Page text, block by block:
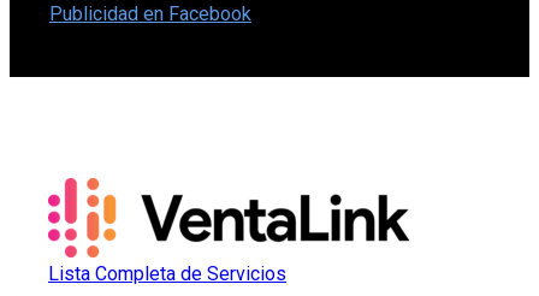
Publicidad en Facebook
Lista Completa de Servicios